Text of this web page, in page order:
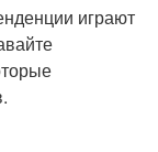
играют